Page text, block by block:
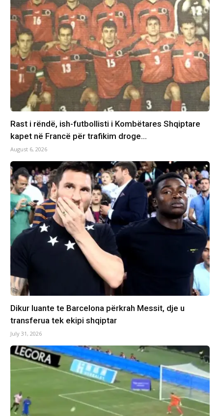
Rast i rëndë, ish-futbollisti i Kombëtares Shqiptare
kapet në Francë për trafikim droge…
August 6, 2026
Dikur luante te Barcelona përkrah Messit, dje u
transferua tek ekipi shqiptar
July 31, 2026